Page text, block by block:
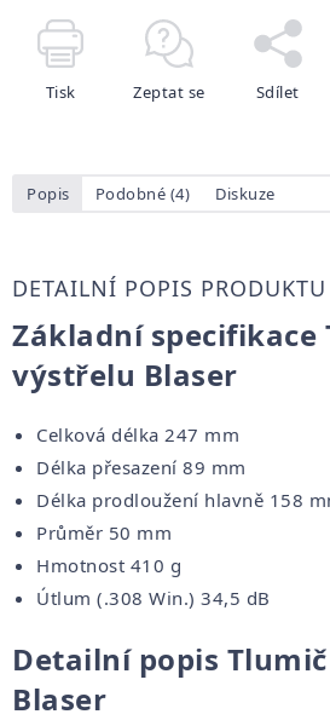
Tisk Zeptat se Sdílet
Popis Podobné (4) Diskuze
DETAILNÍ POPIS PRODUKTU
Základní specifikace
výstřelu Blaser
Celková délka 247 mm
Délka přesazení 89 mm
Délka prodloužení hlavně 158
Průměr 50 mm
Hmotnost 410 g
Útlum (.308 Win.) 34,5 dB
Detailní popis
Blaser